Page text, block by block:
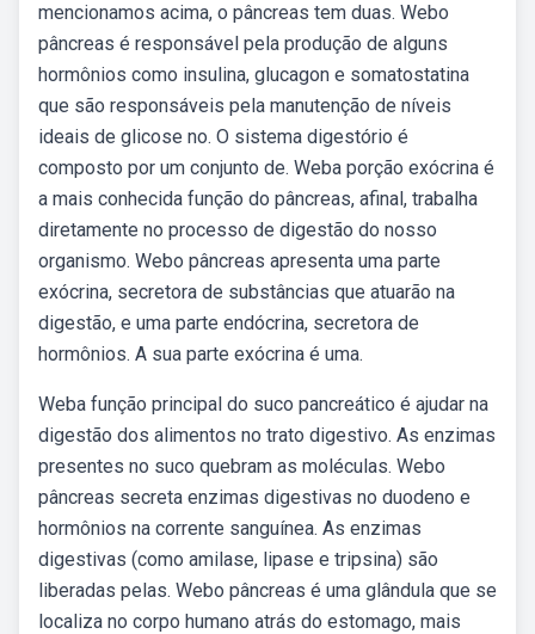
mencionamos acima, o pâncreas tem duas. Webo
pâncreas é responsável pela produção de alguns
hormônios como insulina, glucagon e somatostatina
que são responsáveis pela manutenção de níveis
ideais de glicose no. O sistema digestório é
composto por um conjunto de. Weba porção exócrina é
a mais conhecida função do pâncreas, afinal, trabalha
diretamente no processo de digestão do nosso
organismo. Webo pâncreas apresenta uma parte
exócrina, secretora de substâncias que atuarão na
digestão, e uma parte endócrina, secretora de
hormônios. A sua parte exócrina é uma.
Weba função principal do suco pancreático é ajudar na
digestão dos alimentos no trato digestivo. As enzimas
presentes no suco quebram as moléculas. Webo
pâncreas secreta enzimas digestivas no duodeno e
hormônios na corrente sanguínea. As enzimas
digestivas (como amilase, lipase e tripsina) são
liberadas pelas. Webo pâncreas é uma glândula que se
localiza no corpo humano atrás do estomago, mais